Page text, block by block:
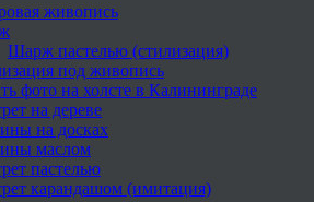
живопись
Шарж пастелью (стилизация)
под живопись
фото на холсте в Калининграде
на дереве
на досках
маслом
пастелью
карандашом (имитация)